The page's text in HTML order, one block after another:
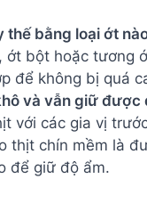
thế bằng loại ớt
bột hoặc tương
để không bị quá
và vẫn giữ được
với các gia vị
thịt chín mềm là
để giữ độ ẩm.